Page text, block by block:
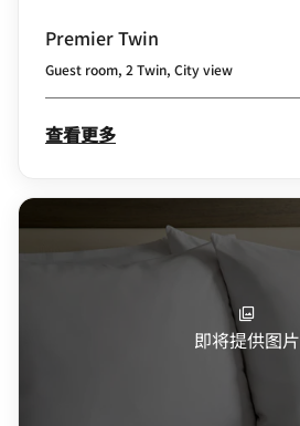
Premier Twin
Guest room, 2 Twin, City view
查看更多
即将提供图片